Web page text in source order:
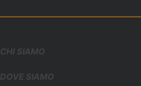
CHI SIAMO
DOVE SIAMO